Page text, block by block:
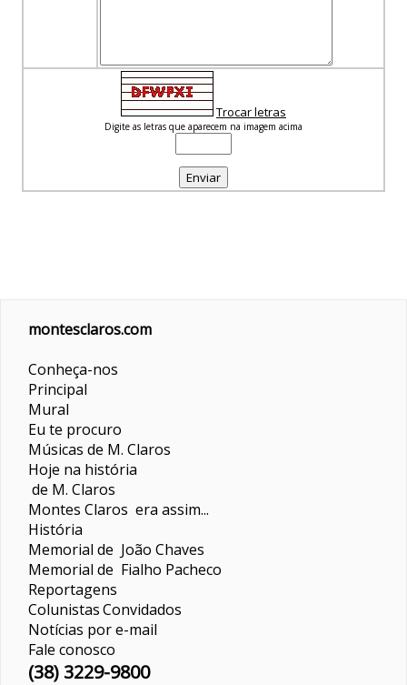
Trocar letras
Digite as letras que aparecem na imagem acima
montesclaros.com
Conheça-nos
Principal
Mural
Eu te procuro
Músicas de M. Claros
Hoje na história
de M. Claros
Montes Claros era assim...
História
Memorial de João Chaves
Memorial de Fialho Pacheco
Reportagens
ColunistasConvidados
Notícias por e-mail
Fale conosco
(38) 3229-9800